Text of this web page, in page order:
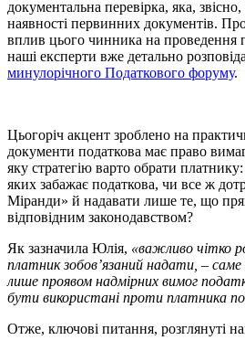
документальна перевірка, яка,
наявності первинних документів.
вплив цього чинника на проведення
наші експерти вже детально
минулорічного Податкового форуму.
Цьогоріч акцент зроблено на
документи податкова має право
яку стратегію варто обрати
яких забажає податкова, чи все ж
Міранди» й надавати лише те, що
відповідним законодавством?
Як зазначила Юлія, «важливо чітко
платник зобов’язаний надати, – саме
лише проявом надмірних вимог
бути використані проти платника
Отже, ключові питання, розглянуті